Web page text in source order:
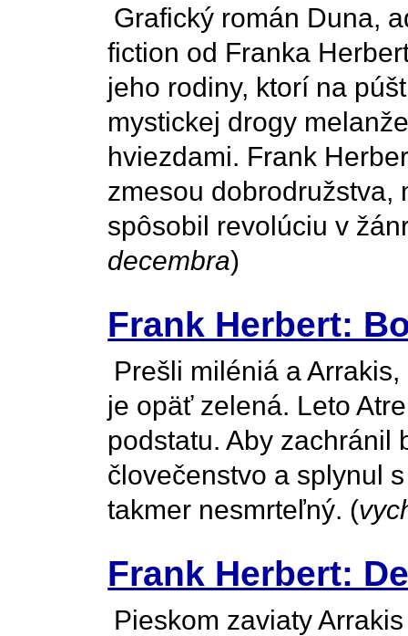
Grafický román Duna,
fiction od Franka
jeho rodiny, ktorí na
mystickej drogy
hviezdami. Frank
zmesou dobrodružstva,
spôsobil revolúciu v
decembra)
Frank Herbert:
Prešli miléniá a
je opäť zelená. Leto
podstatu. Aby
človečenstvo a splynul
takmer nesmrteľný. (
Frank Herbert:
Pieskom zaviaty